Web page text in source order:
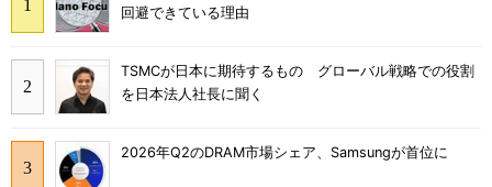
回避できている理由
TSMCが日本に期待するもの グローバル戦略での役割
を日本法人社長に聞く
2026年Q2のDRAM市場シェア、Samsungが首位に